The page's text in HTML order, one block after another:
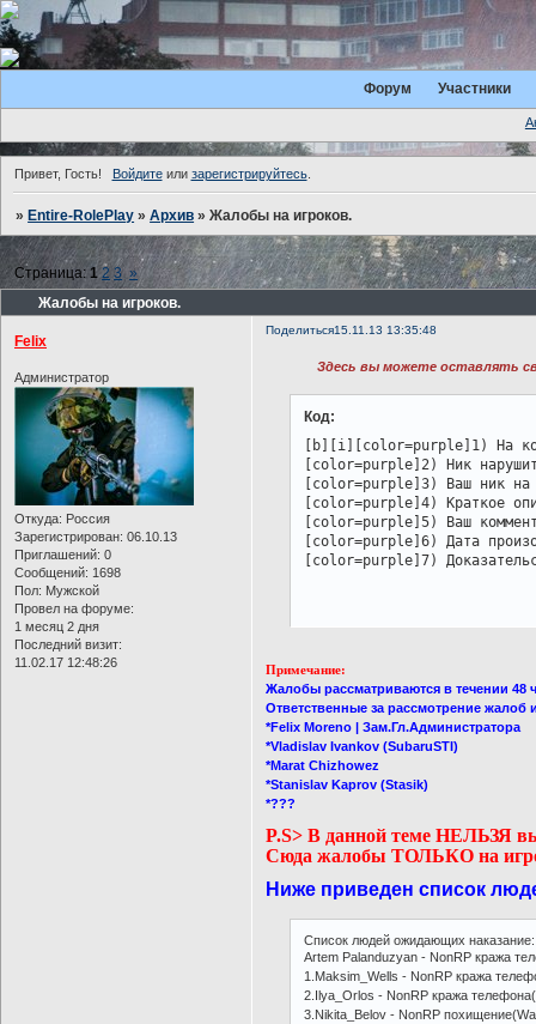
Форум Участники
Привет, Гость! Войдитеили зарегистрируйтесь.
»Entire-RolePlay »Архив »Жалобы на игроков.
Жалобы на игроков.
Страница:1 2 3 »
Поделиться15.11.13 13:35:48
Felix
Администратор
Откуда: Россия
Зарегистрирован: 06.10.13
Приглашений: 0
Сообщений: 1698
Пол: Мужской
Провел на форуме:
1 месяц 2 дня
Последний визит:
11.02.17 12:48:26
Здесь вы можете оставлять
Код:
[b][i][color=purple]1) На
[color=purple]2) Ник
[color=purple]3) Ваш ник
[color=purple]4) Краткое
[color=purple]5) Ваш
[color=purple]6) Дата
[color=purple]7)
Примечание:
Жалобы рассматриваются в течении 48
Ответственные за рассмотрение жалоб
*Felix Moreno | Зам.Гл.Администратора
*Vladislav Ivankov (SubaruSTI)
*Marat Chizhowez
*Stanislav Kaprov (Stasik)
*???
P.S> В данной теме НЕЛЬЗЯ
Сюда жалобы ТОЛЬКО на
Ниже приведен список
Список людей ожидающих наказание:
Artem Palanduzyan - NonRP кража
1.Maksim_Wells - NonRP кража
2.Ilya_Orlos - NonRP кража
3.Nikita_Belov - NonRP